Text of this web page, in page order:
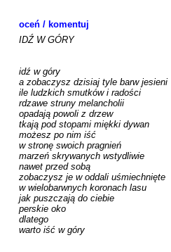
oceń / komentuj
IDŹ W GÓRY
idź w góry
a zobaczysz dzisiaj tyle barw jesieni
ile ludzkich smutków i radości
rdzawe struny melancholii
opadają powoli z drzew
tkają pod stopami miękki dywan
możesz po nim iść
w stronę swoich pragnień
marzeń skrywanych wstydliwie
nawet przed sobą
zobaczysz je w oddali uśmiechnięte
w wielobarwnych koronach lasu
jak puszczają do ciebie
perskie oko
dlatego
warto iść w góry